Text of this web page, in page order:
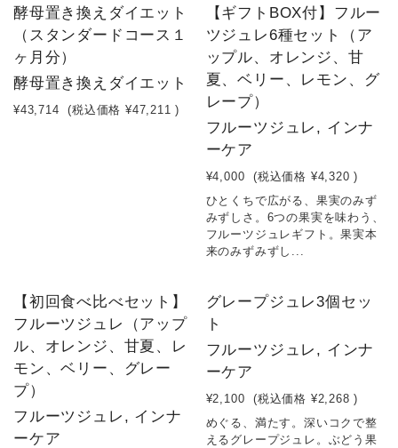
酵母置き換えダイエット
（スタンダードコース１
ヶ月分）
酵母置き換えダイエット
¥43,714 (税込価格 ¥47,211 )
【ギフトBOX付】フルー
ツジュレ6種セット（ア
ップル、オレンジ、甘
夏、ベリー、レモン、グ
レープ）
フルーツジュレ, インナ
ーケア
¥4,000 (税込価格 ¥4,320 )
ひとくちで広がる、果実のみず
みずしさ。6つの果実を味わう、
フルーツジュレギフト。果実本
来のみずみずし...
【初回食べ比べセット】
フルーツジュレ（アップ
ル、オレンジ、甘夏、レ
モン、ベリー、グレー
プ）
フルーツジュレ, インナ
ーケア
グレープジュレ3個セッ
ト
フルーツジュレ, インナ
ーケア
¥2,100 (税込価格 ¥2,268 )
めぐる、満たす。深いコクで整
えるグレープジュレ。ぶどう果